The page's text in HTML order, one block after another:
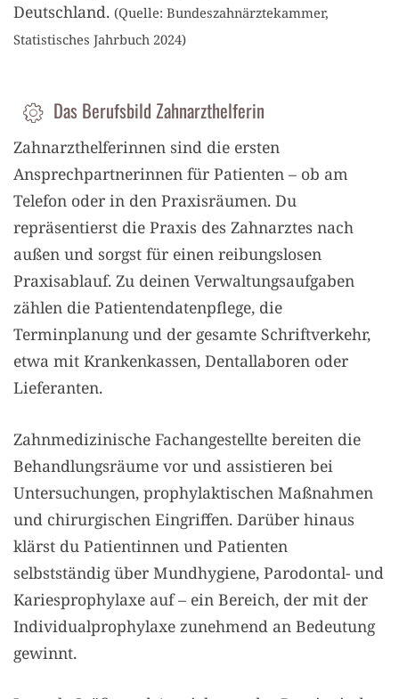
Deutschland. (Quelle: Bundeszahnärztekammer,
Statistisches Jahrbuch 2024)
Das Berufsbild Zahnarzthelferin
Zahnarzthelferinnen sind die ersten
Ansprechpartnerinnen für Patienten – ob am
Telefon oder in den Praxisräumen. Du
repräsentierst die Praxis des Zahnarztes nach
außen und sorgst für einen reibungslosen
Praxisablauf. Zu deinen Verwaltungsaufgaben
zählen die Patientendatenpflege, die
Terminplanung und der gesamte Schriftverkehr,
etwa mit Krankenkassen, Dentallaboren oder
Lieferanten.
Zahnmedizinische Fachangestellte bereiten die
Behandlungsräume vor und assistieren bei
Untersuchungen, prophylaktischen Maßnahmen
und chirurgischen Eingriffen. Darüber hinaus
klärst du Patientinnen und Patienten
selbstständig über Mundhygiene, Parodontal- und
Kariesprophylaxe auf – ein Bereich, der mit der
Individualprophylaxe zunehmend an Bedeutung
gewinnt.